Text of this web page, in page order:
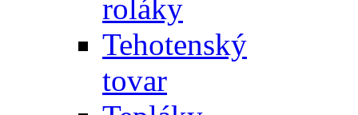
roláky
Tehotenský
tovar